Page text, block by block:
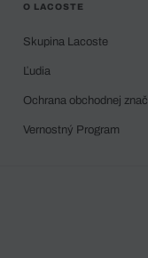
O LACOSTE
Skupina Lacoste
Ľudia
Ochrana obchodnej
Vernostný Program